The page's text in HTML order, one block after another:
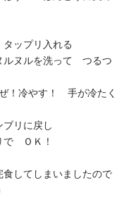
ップリ入れる
ルヌルを洗って つるつ
！冷やす！ 手が冷たく
ブリに戻し
で ＯＫ！
してしまいましたので